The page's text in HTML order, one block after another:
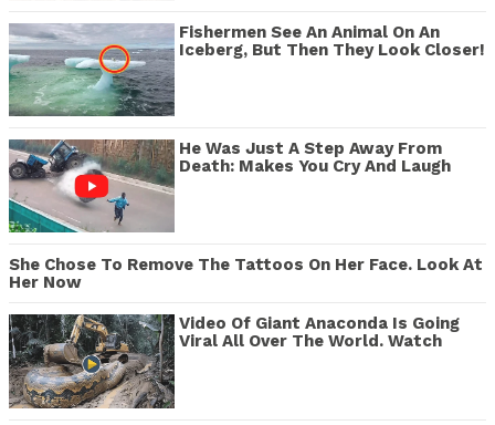
Fishermen See An Animal On An
Iceberg, But Then They Look Closer!
He Was Just A Step Away From
Death: Makes You Cry And Laugh
She Chose To Remove The Tattoos On Her Face. Look At
Her Now
Video Of Giant Anaconda Is Going
Viral All Over The World. Watch